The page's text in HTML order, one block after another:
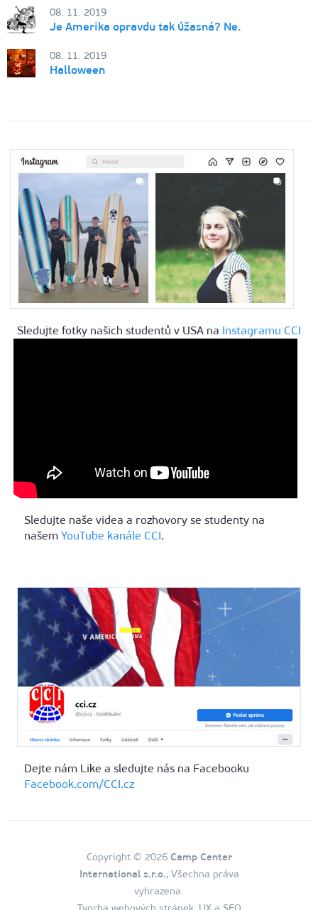
08. 11. 2019
Je Amerika opravdu tak úžasná? Ne.
08. 11. 2019
Halloween
Sledujte fotky našich studentů v USA na Instagramu CCI
Sledujte naše videa a rozhovory se studenty na
našem YouTube kanále CCI.
Dejte nám Like a sledujte nás na Facebooku
Facebook.com/CCI.cz
Copyright © 2026 Camp Center
International s.r.o., Všechna práva
vyhrazena.